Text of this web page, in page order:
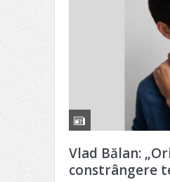
Vlad Bălan:
constrângere